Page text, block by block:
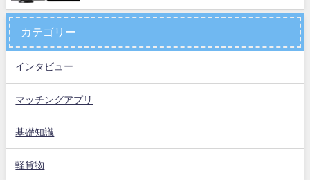
カテゴリー
インタビュー
マッチングアプリ
基礎知識
軽貨物